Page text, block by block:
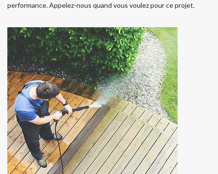
performance. Appelez-nous quand vous voulez pour ce projet.